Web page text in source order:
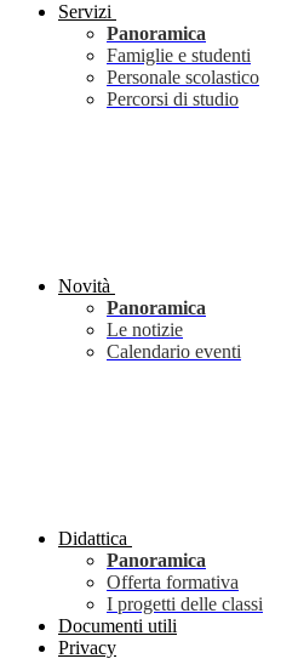
Servizi
Panoramica
Famiglie e studenti
Personale scolastico
Percorsi di studio
Novità
Panoramica
Le notizie
Calendario eventi
Didattica
Panoramica
Offerta formativa
I progetti delle classi
Documenti utili
Privacy